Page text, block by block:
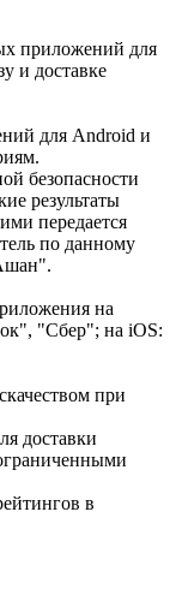
приложений для
и доставке
для Android и
безопасности
результаты
передается
по данному
на
"Сбер"; на iOS:
при
доставки
в